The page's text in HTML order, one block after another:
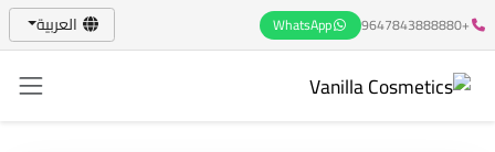
+9647843888880
WhatsApp العربية